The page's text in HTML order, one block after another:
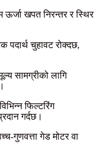
ऊर्जा खपत निरन्तर र स्थिर
पदार्थ चुहावट रोक्दछ,
सामग्रीको लागि
फिल्टरिंग
गर्दछ।
गुणवत्ता गेड मोटर वा